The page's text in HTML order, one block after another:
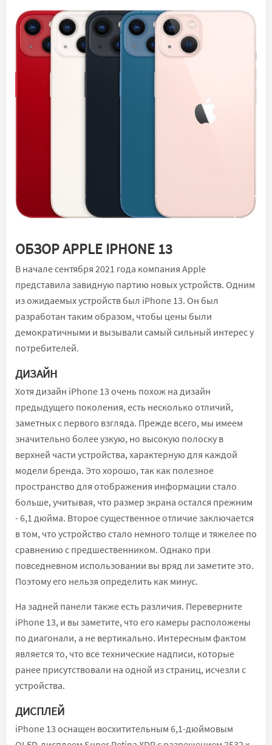
ОБЗОР APPLE IPHONE 13
В начале сентября 2021 года компания Apple
представила завидную партию новых устройств. Одним
из ожидаемых устройств был iPhone 13. Он был
разработан таким образом, чтобы цены были
демократичными и вызывали самый сильный интерес у
потребителей.
ДИЗАЙН
Хотя дизайн iPhone 13 очень похож на дизайн
предыдущего поколения, есть несколько отличий,
заметных с первого взгляда. Прежде всего, мы имеем
значительно более узкую, но высокую полоску в
верхней части устройства, характерную для каждой
модели бренда. Это хорошо, так как полезное
пространство для отображения информации стало
больше, учитывая, что размер экрана остался прежним
- 6,1 дюйма. Второе существенное отличие заключается
в том, что устройство стало немного толще и тяжелее по
сравнению с предшественником. Однако при
повседневном использовании вы вряд ли заметите это.
Поэтому его нельзя определить как минус.
На задней панели также есть различия. Переверните
iPhone 13, и вы заметите, что его камеры расположены
по диагонали, а не вертикально. Интересным фактом
является то, что все технические надписи, которые
ранее присутствовали на одной из страниц, исчезли с
устройства.
ДИСПЛЕЙ
iPhone 13 оснащен восхитительным 6,1-дюймовым